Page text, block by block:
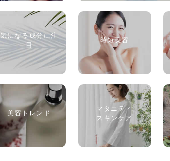
気になる成分に注
目
時短美容
美容トレンド
マタニティ
スキンケア